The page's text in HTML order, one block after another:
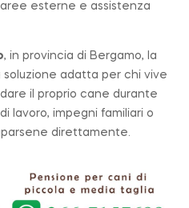
esterne e assistenza
, in provincia di Bergamo, la
adatta per chi vive
il proprio cane durante
lavoro, impegni familiari o
direttamente.